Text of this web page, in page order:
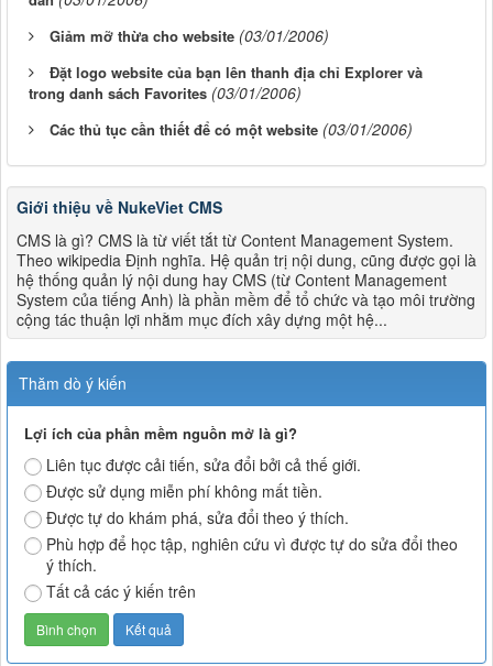
Giảm mỡ thừa cho website (03/01/2006)
Đặt logo website của bạn lên thanh địa chỉ Explorer và
trong danh sách Favorites (03/01/2006)
Các thủ tục cần thiết để có một website (03/01/2006)
Giới thiệu về NukeViet CMS
CMS là gì? CMS là từ viết tắt từ Content Management System.
Theo wikipedia Định nghĩa. Hệ quản trị nội dung, cũng được gọi là
hệ thống quản lý nội dung hay CMS (từ Content Management
System của tiếng Anh) là phần mềm để tổ chức và tạo môi trường
cộng tác thuận lợi nhằm mục đích xây dựng một hệ...
Thăm dò ý kiến
Lợi ích của phần mềm nguồn mở là gì?
Liên tục được cải tiến, sửa đổi bởi cả thế giới.
Được sử dụng miễn phí không mất tiền.
Được tự do khám phá, sửa đổi theo ý thích.
Phù hợp để học tập, nghiên cứu vì được tự do sửa đổi theo
ý thích.
Tất cả các ý kiến trên